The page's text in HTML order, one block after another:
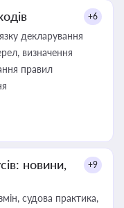
+6
декларування
визначення
правил
новини,
+9
судова практика,